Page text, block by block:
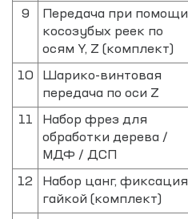
9
Передача при помощи
косозубых реек по
осям Y, Z (комплект)
10
Шарико-винтовая
передача по оси Z
11
Набор фрез для
обработки дерева /
МДФ / ДСП
12
Набор цанг, фиксация
гайкой (комплект)